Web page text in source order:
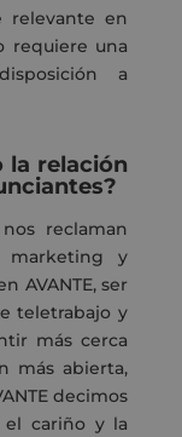
relevante en
requiere una
a
la relación
reclaman
y
AVANTE, ser
teletrabajo y
más cerca
más abierta,
decimos
cariño y la